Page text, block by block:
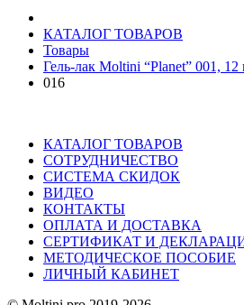
КАТАЛОГ ТОВАРОВ
Товары
Гель-лак Moltini “Planet” 001, 12
016
КАТАЛОГ ТОВАРОВ
СОТРУДНИЧЕСТВО
СИСТЕМА СКИДОК
ВИДЕО
КОНТАКТЫ
ОПЛАТА И ДОСТАВКА
СЕРТИФИКАТ И
МЕТОДИЧЕСКОЕ ПОСОБИЕ
ЛИЧНЫЙ КАБИНЕТ